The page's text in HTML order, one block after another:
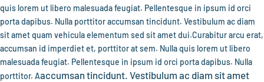
quis lorem ut libero malesuada feugiat. Pellentesque in ipsum id orci
porta dapibus. Nulla porttitor accumsan tincidunt. Vestibulum ac diam
sit amet quam vehicula elementum sed sit amet dui.Curabitur arcu erat,
accumsan id imperdiet et, porttitor at sem. Nulla quis lorem ut libero
malesuada feugiat. Pellentesque in ipsum id orci porta dapibus. Nulla
porttitor. Aaccumsan tincidunt. Vestibulum ac diam sit amet